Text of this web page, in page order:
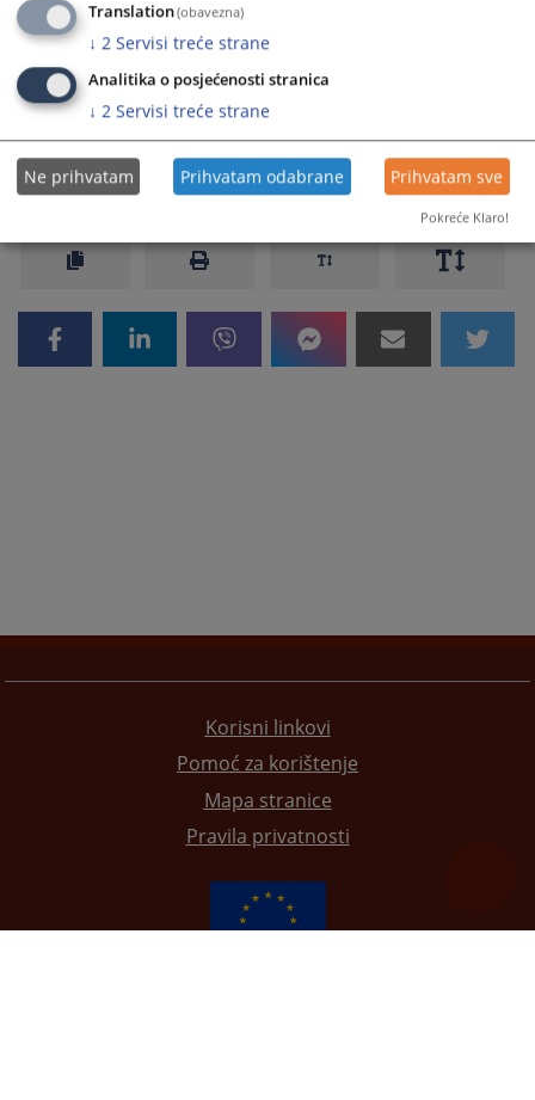
Stranka kojoj je potreban uvid u spis mora se obratiti pismenim
putem na broj predmeta. Nakon što sudija odobri uvid u
predmet šef sudske pisarne će obezbijediti prostor za uvid
istog.
Prikazana vijest je na: Bosanski jezik
7189PREGLEDA
Korisni linkovi
Pomoć za korištenje
Mapa stranice
Pravila privatnosti
Translation(obavezna)
↓ 2 Servisi treće strane
Analitika o posjećenosti stranica
↓ 2 Servisi treće strane
Ne prihvatam Prihvatam odabrane Prihvatam sve
Pokreće Klaro!